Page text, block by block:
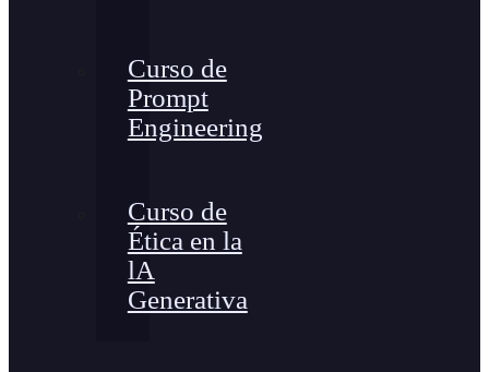
Curso de
Prompt
Engineering
Curso de
Ética en la
lA
Generativa